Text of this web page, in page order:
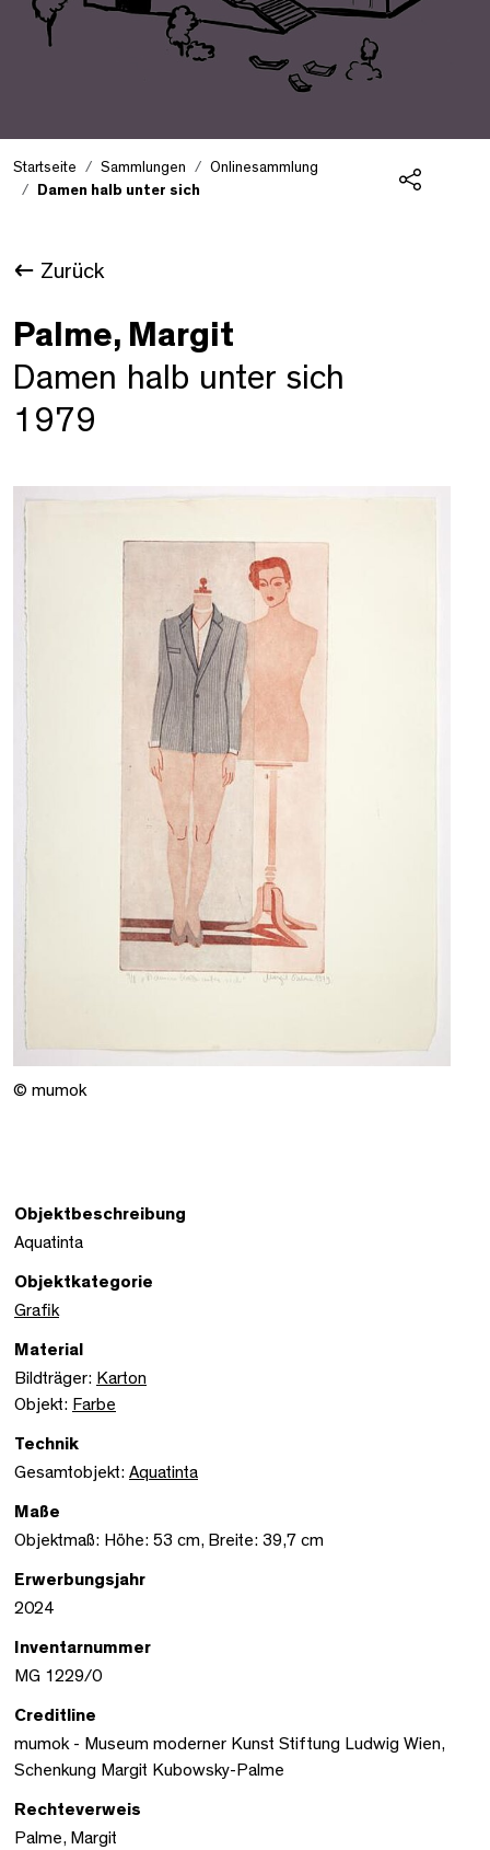
Startseite Sammlungen
Onlinesammlung
Damen halb unter sich
Zurück
Palme, Margit
Damen halb unter sich
1979
© mumok
Objektbeschreibung
Aquatinta
Objektkategorie
Grafik
Material
Bildträger: Karton
Objekt: Farbe
Technik
Gesamtobjekt: Aquatinta
Maße
Objektmaß: Höhe: 53 cm, Breite: 39,7 cm
Erwerbungsjahr
2024
Inventarnummer
MG 1229/0
Creditline
mumok - Museum moderner Kunst Stiftung Ludwig Wien,
Schenkung Margit Kubowsky-Palme
Rechteverweis
Palme, Margit